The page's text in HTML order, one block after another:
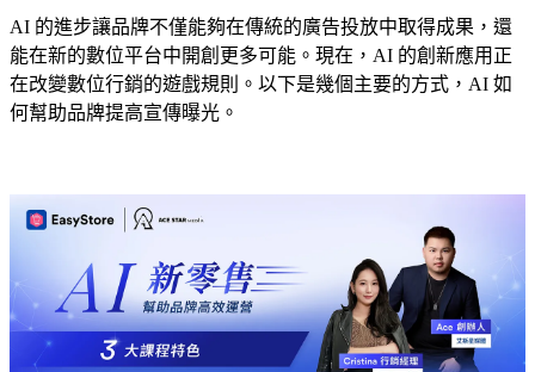
AI 的進步讓品牌不僅能夠在傳統的廣告投放中取得成果，還
能在新的數位平台中開創更多可能。現在，AI 的創新應用正
在改變數位行銷的遊戲規則。以下是幾個主要的方式，AI 如
何幫助品牌提高宣傳曝光。